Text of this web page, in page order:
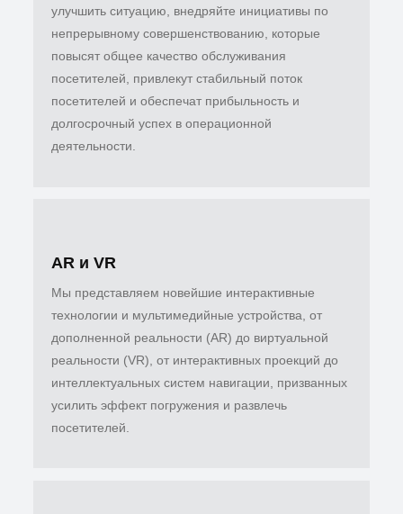
улучшить ситуацию, внедряйте инициативы по
непрерывному совершенствованию, которые
повысят общее качество обслуживания
посетителей, привлекут стабильный поток
посетителей и обеспечат прибыльность и
долгосрочный успех в операционной
деятельности.
AR и VR
Мы представляем новейшие интерактивные
технологии и мультимедийные устройства, от
дополненной реальности (AR) до виртуальной
реальности (VR), от интерактивных проекций до
интеллектуальных систем навигации, призванных
усилить эффект погружения и развлечь
посетителей.